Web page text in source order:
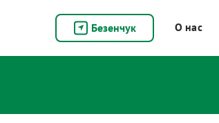
Безенчук О нас